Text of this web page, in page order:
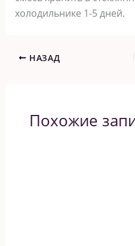
холодильнике 1-5 дней.
НАЗАД
Похожие